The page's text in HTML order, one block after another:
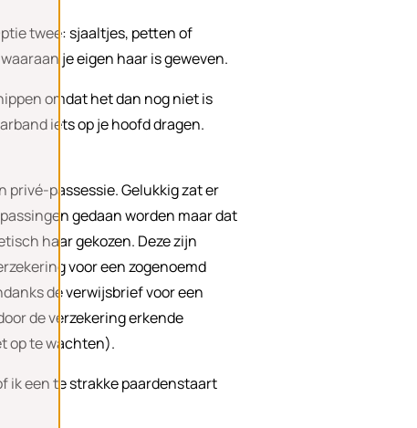
twee: sjaaltjes, petten of
je eigen haar is geweven.
omdat het dan nog niet is
iets op je hoofd dragen.
passessie. Gelukkig zat er
gedaan worden maar dat
haar gekozen. Deze zijn
voor een zogenoemd
de verwijsbrief voor een
de verzekering erkende
op te wachten).
ik een te strakke paardenstaart